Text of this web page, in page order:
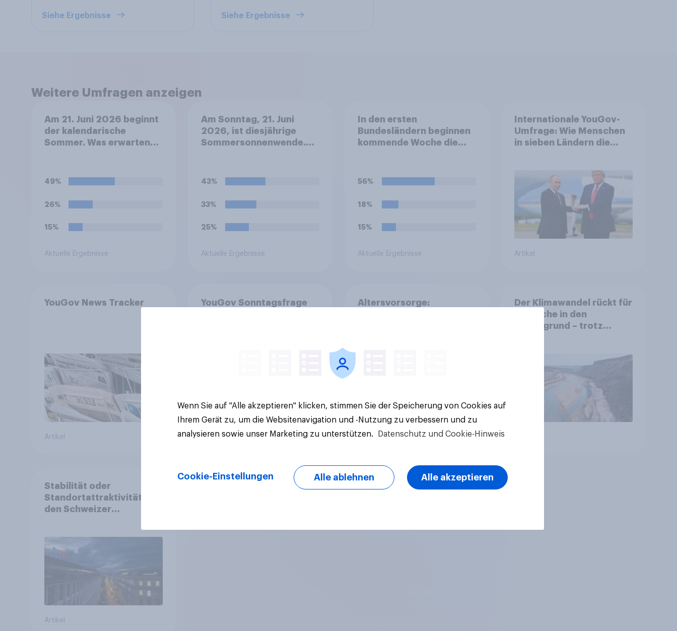
Siehe Ergebnisse Siehe Ergebnisse
Weitere Umfragen anzeigen
Am 21. Juni 2026 beginnt
der kalendarische
Sommer. Was erwarten
49%
26%
15%
Aktuelle Ergebnisse
Am Sonntag, 21. Juni
2026, ist diesjährige
Sommersonnenwende.
beiden Emotionen ist
stärker ausgeprägt?
43%
33%
25%
Aktuelle Ergebnisse
In den ersten
Bundesländern beginnen
kommende Woche die
von sechs Wochen für
lang, zu kurz oder genau
56%
18%
15%
Aktuelle Ergebnisse
Internationale YouGov-
Umfrage: Wie Menschen
in sieben Ländern die
Bedrohungen und
Bündnisse bewerten
Artikel
YouGov News Tracker
Artikel
YouGov Sonntagsfrage
Artikel
Altersvorsorge:
entscheiden über die
Artikel
Der Klimawandel rückt für
Deutsche in den
Hintergrund – trotz
Stabilität oder
Standortattraktivität für
den Schweizer
Debatte um die
Regulierung von
Grossbanken steht
Artikel
Wenn Sie auf "Alle akzeptieren" klicken, stimmen Sie der Speicherung von Cookies auf
Ihrem Gerät zu, um die Websitenavigation und -Nutzung zu verbessern und zu
analysieren sowie unser Marketing zu unterstützen.
Datenschutz und Cookie-Hinweis
Cookie-Einstellungen Alle ablehnen Alle akzeptieren